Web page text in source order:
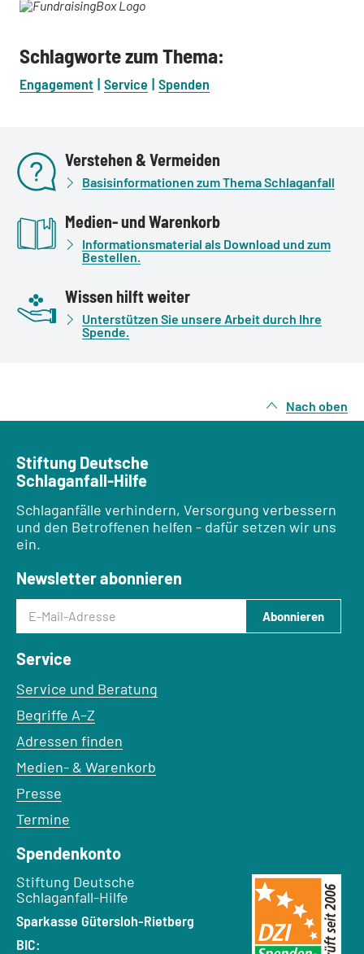
Schlagworte zum Thema:
Engagement Service Spenden
Verstehen & Vermeiden
Basisinformationen zum Thema Schlaganfall
Medien- und Warenkorb
Informationsmaterial als Download und zum
Bestellen.
Wissen hilft weiter
Unterstützen Sie unsere Arbeit durch Ihre
Spende.
Nach oben
Stiftung Deutsche
Schlaganfall-Hilfe
Schlaganfälle verhindern, Versorgung verbessern
und den Betroffenen helfen - dafür setzen wir uns
ein.
Newsletter abonnieren
E-Mail-Adresse
Abonnieren
Service
Service und Beratung
Begriffe A–Z
Adressen finden
Medien- & Warenkorb
Presse
Termine
Spendenkonto
Empfänger:
Stiftung Deutsche
Schlaganfall-Hilfe
Bank:
Sparkasse Gütersloh-Rietberg
BIC: